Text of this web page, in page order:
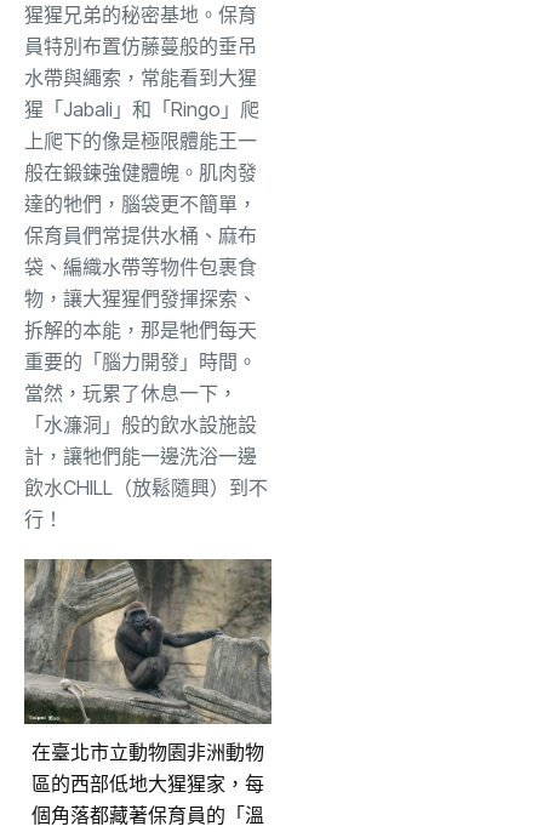
猩猩兄弟的秘密基地。保育
員特別布置仿藤蔓般的垂吊
水帶與繩索，常能看到大猩
猩「Jabali」和「Ringo」爬
上爬下的像是極限體能王一
般在鍛鍊強健體魄。肌肉發
達的牠們，腦袋更不簡單，
保育員們常提供水桶、麻布
袋、編織水帶等物件包裹食
物，讓大猩猩們發揮探索、
拆解的本能，那是牠們每天
重要的「腦力開發」時間。
當然，玩累了休息一下，
「水濂洞」般的飲水設施設
計，讓牠們能一邊洗浴一邊
飲水CHILL（放鬆隨興）到不
行！
在臺北市立動物園非洲動物
區的西部低地大猩猩家，每
個角落都藏著保育員的「溫